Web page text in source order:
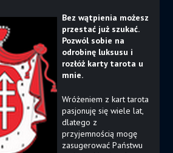
Bez wątpienia możesz
przestać już szukać.
Pozwól sobie na
odrobinę luksusu i
rozłóż karty tarota u
mnie.
Wróżeniem z kart tarota
pasjonuję się wiele lat,
dlatego z
przyjemnością mogę
zasugerować Państwu